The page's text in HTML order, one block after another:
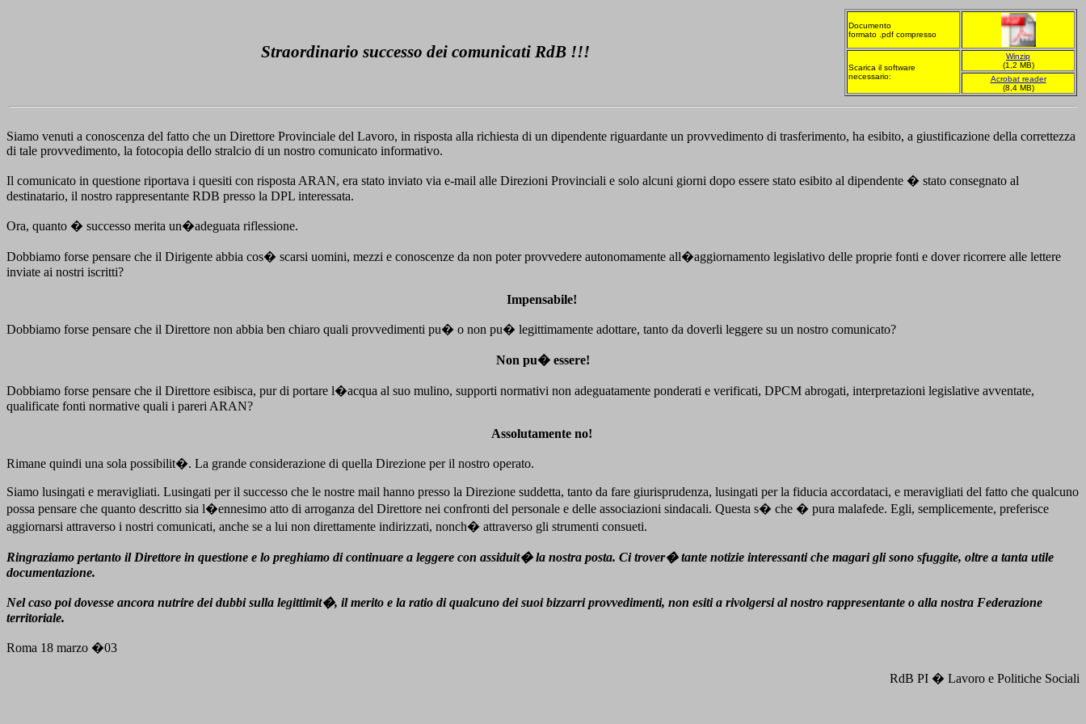
Straordinario successo dei comunicati RdB !!!
Documento
formato .pdf compresso
Scarica il software
necessario:
Winzip
(1,2 MB)
Acrobat reader
(8,4 MB)
Siamo venuti a conoscenza del fatto che un Direttore Provinciale del Lavoro, in risposta alla richiesta di un dipendente riguardante un provvedimento di trasferimento, ha esibito, a giustificazione della correttezza
di tale provvedimento, la fotocopia dello stralcio di un nostro comunicato informativo.
Il comunicato in questione riportava i quesiti con risposta ARAN, era stato inviato via e-mail alle Direzioni Provinciali e solo alcuni giorni dopo essere stato esibito al dipendente � stato consegnato al
destinatario, il nostro rappresentante RDB presso la DPL interessata.
Ora, quanto � successo merita un�adeguata riflessione.
Dobbiamo forse pensare che il Dirigente abbia cos� scarsi uomini, mezzi e conoscenze da non poter provvedere autonomamente all�aggiornamento legislativo delle proprie fonti e dover ricorrere alle lettere
inviate ai nostri iscritti?
Impensabile!
Dobbiamo forse pensare che il Direttore non abbia ben chiaro quali provvedimenti pu� o non pu� legittimamente adottare, tanto da doverli leggere su un nostro comunicato?
Non pu� essere!
Dobbiamo forse pensare che il Direttore esibisca, pur di portare l�acqua al suo mulino, supporti normativi non adeguatamente ponderati e verificati, DPCM abrogati, interpretazioni legislative avventate,
qualificate fonti normative quali i pareri ARAN?
Assolutamente no!
Rimane quindi una sola possibilit�. La grande considerazione di quella Direzione per il nostro operato.
Siamo lusingati e meravigliati. Lusingati per il successo che le nostre mail hanno presso la Direzione suddetta, tanto da fare giurisprudenza, lusingati per la fiducia accordataci, e meravigliati del fatto che qualcuno
possa pensare che quanto descritto sia l�ennesimo atto di arroganza del Direttore nei confronti del personale e delle associazioni sindacali. Questa s� che � pura malafede. Egli, semplicemente, preferisce
aggiornarsi attraverso i nostri comunicati, anche se a lui non direttamente indirizzati, nonch� attraverso gli strumenti consueti.
Ringraziamo pertanto il Direttore in questione e lo preghiamo di continuare a leggere con assiduit� la nostra posta. Ci trover� tante notizie interessanti che magari gli sono sfuggite, oltre a tanta utile
documentazione.
Nel caso poi dovesse ancora nutrire dei dubbi sulla legittimit�, il merito e la ratio di qualcuno dei suoi bizzarri provvedimenti, non esiti a rivolgersi al nostro rappresentante o alla nostra Federazione
territoriale.
Roma 18 marzo �03
RdB PI � Lavoro e Politiche Sociali